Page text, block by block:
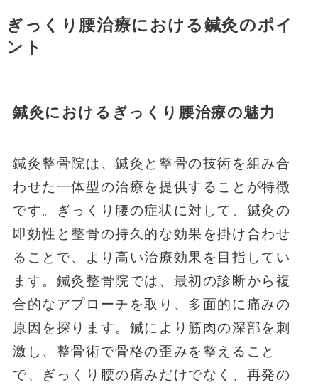
ぎっくり腰治療における鍼灸のポイ
ント
鍼灸におけるぎっくり腰治療の魅力
鍼灸整骨院は、鍼灸と整骨の技術を組み合
わせた一体型の治療を提供することが特徴
です。ぎっくり腰の症状に対して、鍼灸の
即効性と整骨の持久的な効果を掛け合わせ
ることで、より高い治療効果を目指してい
ます。鍼灸整骨院では、最初の診断から複
合的なアプローチを取り、多面的に痛みの
原因を探ります。鍼により筋肉の深部を刺
激し、整骨術で骨格の歪みを整えること
で、ぎっくり腰の痛みだけでなく、再発の